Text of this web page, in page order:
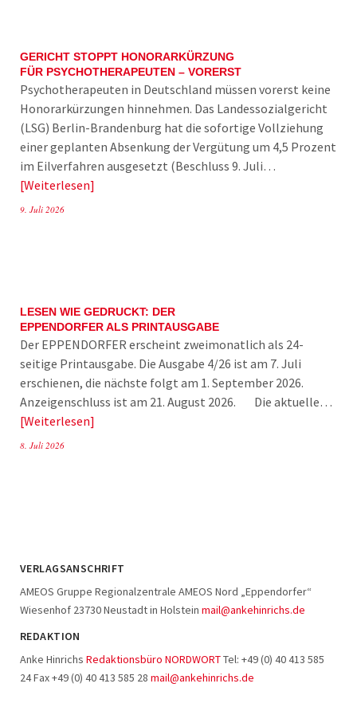
GERICHT STOPPT HONORARKÜRZUNG
FÜR PSYCHOTHERAPEUTEN – VORERST
Psychotherapeuten in Deutschland müssen vorerst keine
Honorarkürzungen hinnehmen. Das Landessozialgericht
(LSG) Berlin-Brandenburg hat die sofortige Vollziehung
einer geplanten Absenkung der Vergütung um 4,5 Prozent
im Eilverfahren ausgesetzt (Beschluss 9. Juli…
Weiterlesen
9. Juli 2026
LESEN WIE GEDRUCKT: DER
EPPENDORFER ALS PRINTAUSGABE
Der EPPENDORFER erscheint zweimonatlich als 24-
seitige Printausgabe. Die Ausgabe 4/26 ist am 7. Juli
erschienen, die nächste folgt am 1. September 2026.
Anzeigenschluss ist am 21. August 2026. Die aktuelle…
Weiterlesen
8. Juli 2026
VERLAGSANSCHRIFT
AMEOS Gruppe Regionalzentrale AMEOS Nord „Eppendorfer“
Wiesenhof 23730 Neustadt in Holstein mail@ankehinrichs.de
REDAKTION
Anke Hinrichs Redaktionsbüro NORDWORTTel: +49 (0) 40 413 585
24 Fax +49 (0) 40 413 585 28 mail@ankehinrichs.de